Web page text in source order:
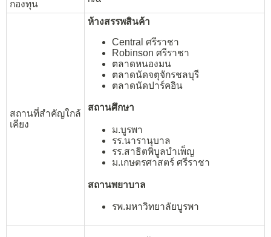
กองทุน
สถานที่สำคัญใกล้
เคียง
ห้างสรรพสินค้า
Central ศรีราชา
Robinson ศรีราชา
ตลาดหนองมน
ตลาดนัดจตุจักรชลบุรี
ตลาดนัดปาร์คอิน
สถานศึกษา
ม.บูรพา
รร.นารานุบาล
รร.สาธิตพิบูลบำเพ็ญ
ม.เกษตรศาสตร์ ศรีราชา
สถานพยาบาล
รพ.มหาวิทยาลัยบูรพา